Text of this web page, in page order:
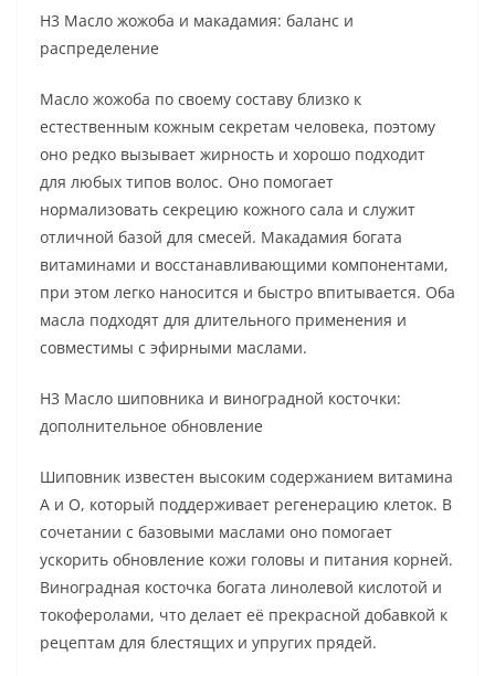
H3 Масло жожоба и макадамия: баланс и
распределение
Масло жожоба по своему составу близко к
естественным кожным секретам человека, поэтому
оно редко вызывает жирность и хорошо подходит
для любых типов волос. Оно помогает
нормализовать секрецию кожного сала и служит
отличной базой для смесей. Макадамия богата
витаминами и восстанавливающими компонентами,
при этом легко наносится и быстро впитывается. Оба
масла подходят для длительного применения и
совместимы с эфирными маслами.
H3 Масло шиповника и виноградной косточки:
дополнительное обновление
Шиповник известен высоким содержанием витамина
А и О, который поддерживает регенерацию клеток. В
сочетании с базовыми маслами оно помогает
ускорить обновление кожи головы и питания корней.
Виноградная косточка богата линолевой кислотой и
токоферолами, что делает её прекрасной добавкой к
рецептам для блестящих и упругих прядей.